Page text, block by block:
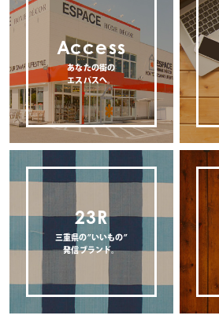
Access
あなたの街の
エスパスへ。
23R
三重県の”いいもの”
発信ブランド。